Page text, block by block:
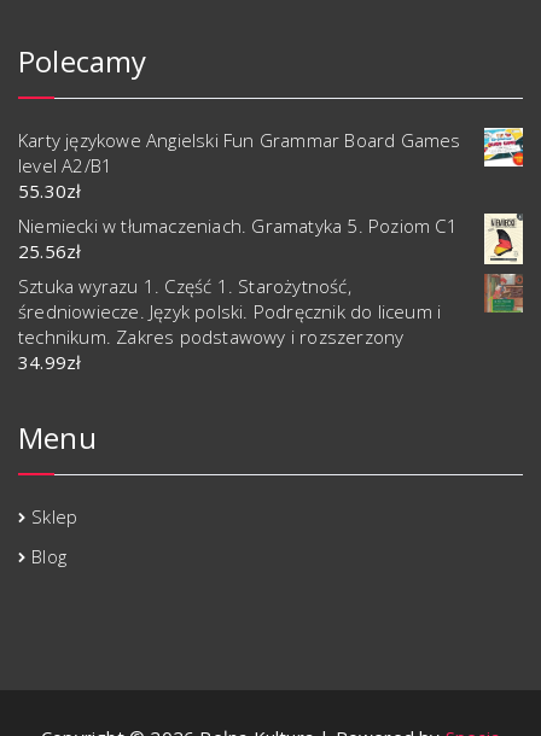
Polecamy
Karty językowe Angielski Fun Grammar Board Games
level A2/B1
55.30zł
Niemiecki w tłumaczeniach. Gramatyka 5. Poziom C1
25.56zł
Sztuka wyrazu 1. Część 1. Starożytność,
średniowiecze. Język polski. Podręcznik do liceum i
technikum. Zakres podstawowy i rozszerzony
34.99zł
Menu
Sklep
Blog